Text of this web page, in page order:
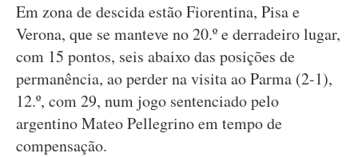
Em zona de descida estão Fiorentina, Pisa e
Verona, que se manteve no 20.º e derradeiro lugar,
com 15 pontos, seis abaixo das posições de
permanência, ao perder na visita ao Parma (2-1),
12.º, com 29, num jogo sentenciado pelo
argentino Mateo Pellegrino em tempo de
compensação.